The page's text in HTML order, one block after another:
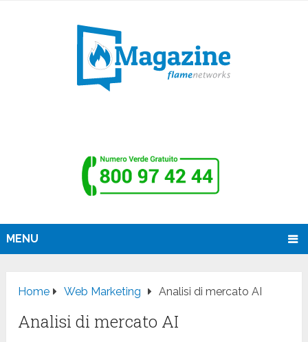
MENU
Home Web Marketing Analisi di mercato AI
Analisi di mercato AI